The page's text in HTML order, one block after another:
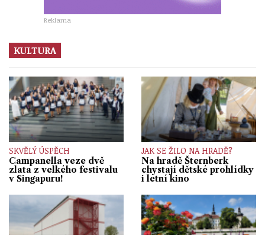
Reklama
KULTURA
SKVĚLÝ ÚSPĚCH
Campanella veze dvě
zlata z velkého festivalu
v Singapuru!
JAK SE ŽILO NA HRADĚ?
Na hradě Šternberk
chystají dětské prohlídky
i letní kino